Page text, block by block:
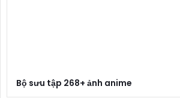
Bộ sưu tập 268+ ảnh anime